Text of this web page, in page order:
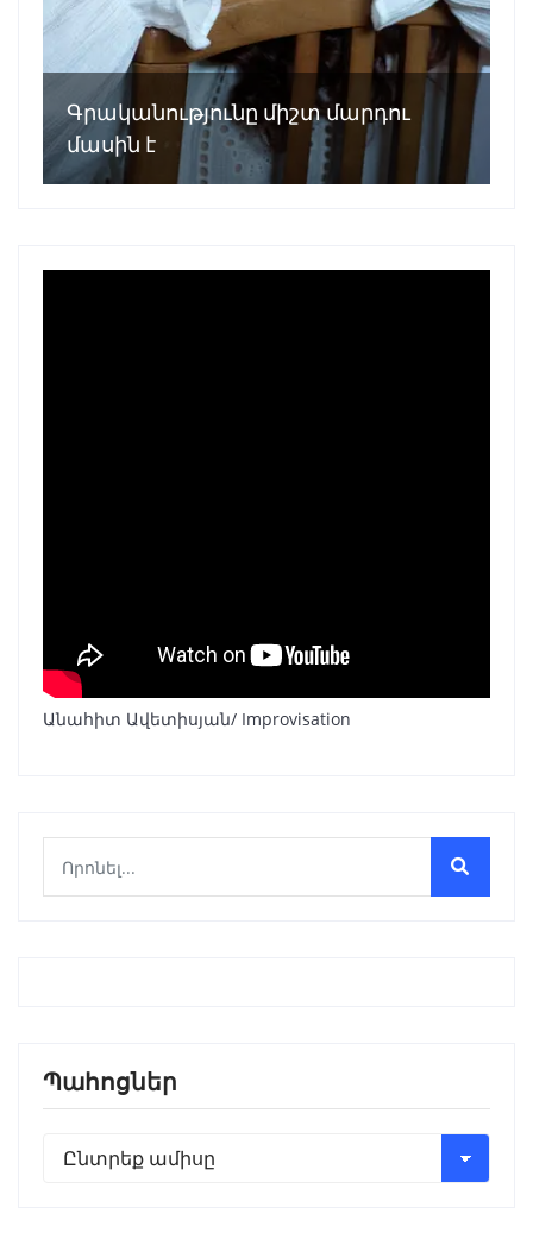
Գրականությունը միշտ մարդու
մասին է
Անահիտ Ավետիսյան/ Improvisation
Պահոցներ